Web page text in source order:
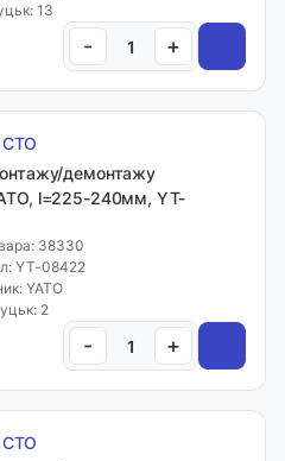
13
- +
демонтажу
l=225-240мм, YT-
38330
YT-08422
YATO
2
- +